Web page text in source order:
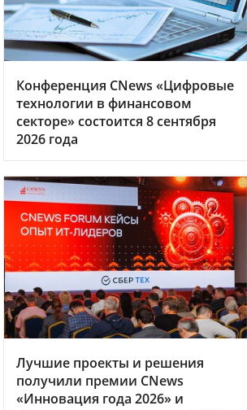
Конференция CNews «Цифровые
технологии в финансовом
секторе» состоится 8 сентября
2026 года
Лучшие проекты и решения
получили премии CNews
«Инновация года 2026» и